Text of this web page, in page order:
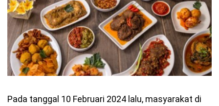
Pada tanggal 10 Februari 2024 lalu, masyarakat di